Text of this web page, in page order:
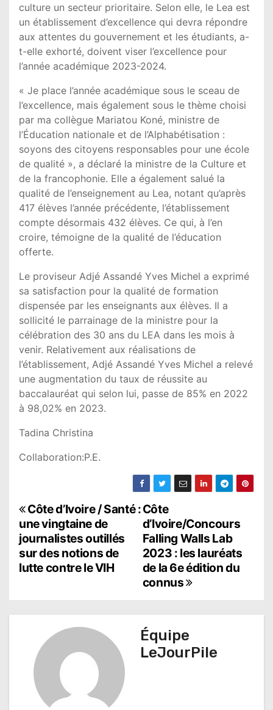
culture un secteur prioritaire. Selon elle, le Lea est
un établissement d’excellence qui devra répondre
aux attentes du gouvernement et les étudiants, a-
t-elle exhorté, doivent viser l’excellence pour
l’année académique 2023-2024.
« Je place l’année académique sous le sceau de
l’excellence, mais également sous le thème choisi
par ma collègue Mariatou Koné, ministre de
l’Éducation nationale et de l’Alphabétisation :
soyons des citoyens responsables pour une école
de qualité », a déclaré la ministre de la Culture et
de la francophonie. Elle a également salué la
qualité de l’enseignement au Lea, notant qu’après
417 élèves l’année précédente, l’établissement
compte désormais 432 élèves. Ce qui, à l’en
croire, témoigne de la qualité de l’éducation
offerte.
Le proviseur Adjé Assandé Yves Michel a exprimé
sa satisfaction pour la qualité de formation
dispensée par les enseignants aux élèves. Il a
sollicité le parrainage de la ministre pour la
célébration des 30 ans du LEA dans les mois à
venir. Relativement aux réalisations de
l’établissement, Adjé Assandé Yves Michel a relevé
une augmentation du taux de réussite au
baccalauréat qui selon lui, passe de 85% en 2022
à 98,02% en 2023.
Tadina Christina
Collaboration:P.E.
N
a
v
Côte
d’Ivoire/Concours
Falling Walls Lab
2023 : les lauréats
de la 6e édition du
connus
Côte d’Ivoire / Santé :
une vingtaine de
journalistes outillés
sur des notions de
lutte contre le VIH
Équipe
LeJourPile